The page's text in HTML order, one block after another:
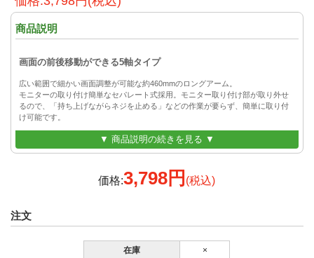
商品説明
画面の前後移動ができる5軸タイプ
広い範囲で細かい画面調整が可能な約460mmのロングアーム。
モニターの取り付け簡単なセパレート式採用。モニター取り付け部が取り外せ
るので、「持ち上げながらネジを止める」などの作業が要らず、簡単に取り付
け可能です。
VESAマウントインターフェース規格(FPMPMI)100mm
8.0kg
可動範囲
パン 左90°/右90°
厚さ：15mm～88mm
▼ 商品説明の続きを見る ▼
価格:3,798円 (税込)
注文
在庫 ×